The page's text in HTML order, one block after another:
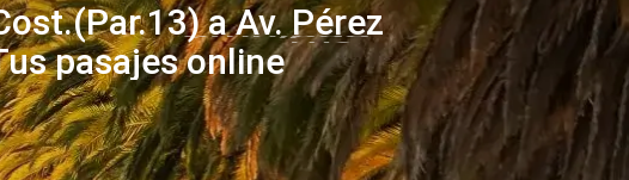
a Av. Pérez
pasajes online
online
Tus